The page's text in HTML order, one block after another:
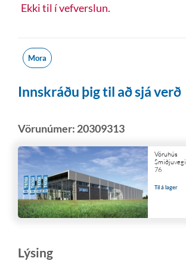
Ekki til í vefverslun.
Mora
Innskráðu þig til að sjá verð
Vörunúmer: 20309313
Vöruhús
Smiðjuvegi
76
Til á lager
Lýsing